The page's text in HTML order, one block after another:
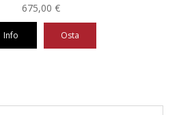
675,00 €
Info Osta